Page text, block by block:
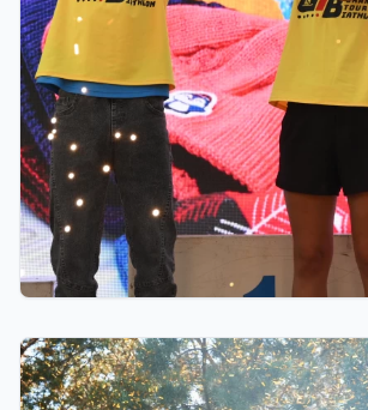
GRAND TOUR BIATHLON финалы
қалай өтті: 10 миллион